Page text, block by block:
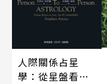
人際關係占星
學：從星盤看見